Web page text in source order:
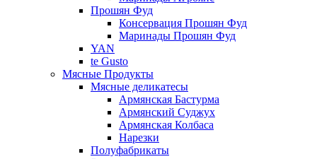
Прошян Фуд
Консервация Прошян Фуд
Маринады Прошян Фуд
YAN
te Gusto
Мясные Продукты
Мясные деликатесы
Армянская Бастурма
Армянский Суджух
Армянская Колбаса
Нарезки
Полуфабрикаты